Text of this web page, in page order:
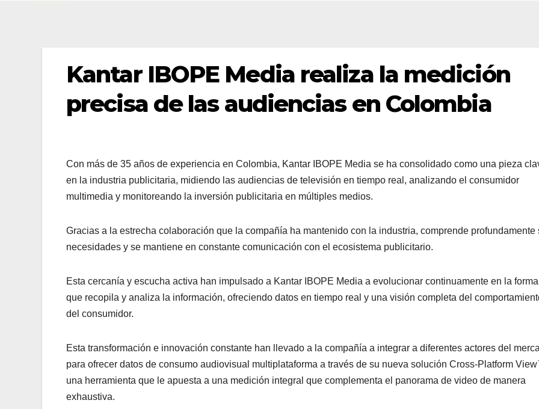
Kantar IBOPE Media realiza la medición
precisa de las audiencias en Colombia
Con más de 35 años de experiencia en Colombia, Kantar IBOPE Media se ha consolidado como una pieza
en la industria publicitaria, midiendo las audiencias de televisión en tiempo real, analizando el consumidor
multimedia y monitoreando la inversión publicitaria en múltiples medios.
Gracias a la estrecha colaboración que la compañía ha mantenido con la industria, comprende profundamente
necesidades y se mantiene en constante comunicación con el ecosistema publicitario.
Esta cercanía y escucha activa han impulsado a Kantar IBOPE Media a evolucionar continuamente en la
que recopila y analiza la información, ofreciendo datos en tiempo real y una visión completa del
del consumidor.
Esta transformación e innovación constante han llevado a la compañía a integrar a diferentes actores del
para ofrecer datos de consumo audiovisual multiplataforma a través de su nueva solución Cross-Platform
una herramienta que le apuesta a una medición integral que complementa el panorama de video de manera
exhaustiva.